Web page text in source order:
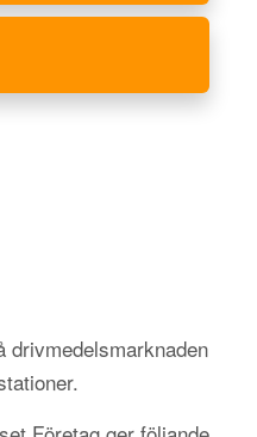
drivmedelsmarknaden